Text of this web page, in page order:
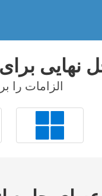
نهایی
الزامات را